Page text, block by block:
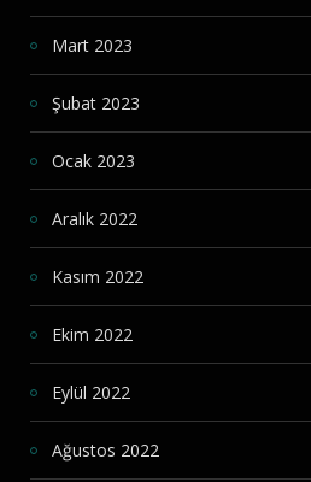
Mart 2023
Şubat 2023
Ocak 2023
Aralık 2022
Kasım 2022
Ekim 2022
Eylül 2022
Ağustos 2022